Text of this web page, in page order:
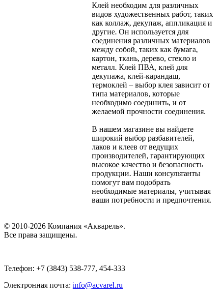
Клей необходим для различных
видов художественных работ, таких
как коллаж, декупаж, аппликация и
другие. Он используется для
соединения различных материалов
между собой, таких как бумага,
картон, ткань, дерево, стекло и
металл. Клей ПВА, клей для
декупажа, клей-карандаш,
термоклей – выбор клея зависит от
типа материалов, которые
необходимо соединить, и от
желаемой прочности соединения.
В нашем магазине вы найдете
широкий выбор разбавителей,
лаков и клеев от ведущих
производителей, гарантирующих
высокое качество и безопасность
продукции. Наши консультанты
помогут вам подобрать
необходимые материалы, учитывая
ваши потребности и предпочтения.
© 2010-2026 Компания «Акварель».
Все права защищены.
Телефон: +7 (3843) 538-777, 454-333
Электронная почта: info@acvarel.ru